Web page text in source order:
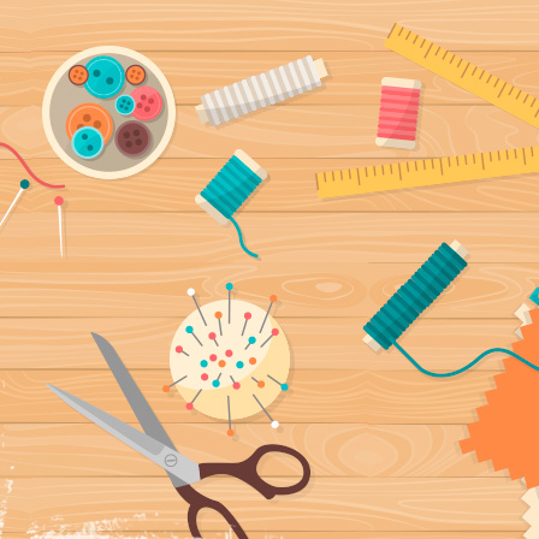
fundas
y con mucho